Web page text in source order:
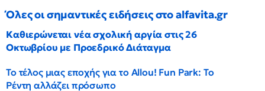
Όλες οι σημαντικές ειδήσεις στο alfavita.gr
Καθιερώνεται νέα σχολική αργία στις 26
Οκτωβρίου με Προεδρικό Διάταγμα
Το τέλος μιας εποχής για το Allou! Fun Park: Το
Ρέντη αλλάζει πρόσωπο